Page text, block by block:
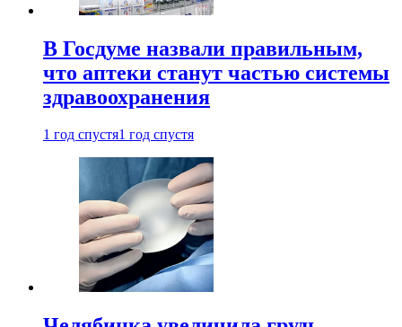
В Госдуме назвали правильным,
что аптеки станут частью системы
здравоохранения
1 год спустя1 год спустя